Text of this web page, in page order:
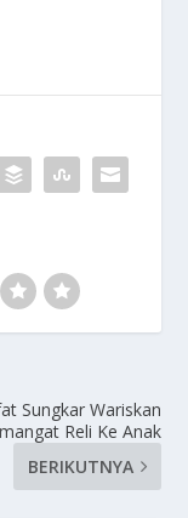
Sungkar Wariskan
Reli Ke Anak
BERIKUTNYA